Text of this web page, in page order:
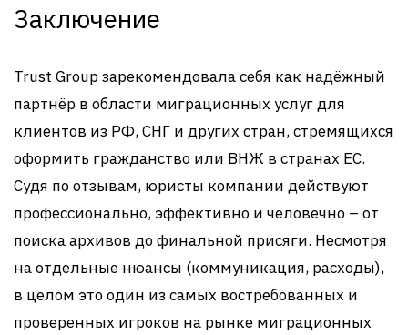
Заключение
Trust Group зарекомендовала себя как надёжный
партнёр в области миграционных услуг для
клиентов из РФ, СНГ и других стран, стремящихся
оформить гражданство или ВНЖ в странах ЕС.
Судя по отзывам, юристы компании действуют
профессионально, эффективно и человечно – от
поиска архивов до финальной присяги. Несмотря
на отдельные нюансы (коммуникация, расходы),
в целом это один из самых востребованных и
проверенных игроков на рынке миграционных